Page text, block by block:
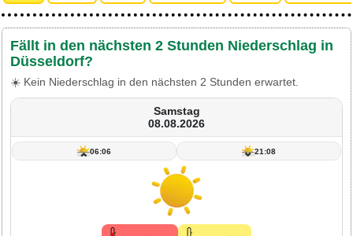
Fällt in den nächsten 2 Stunden Niederschlag in
Düsseldorf?
☀️ Kein Niederschlag in den nächsten 2 Stunden erwartet.
Samstag
08.08.2026
06:06 21:08